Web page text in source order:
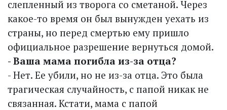
слепленный из творога со сметаной. Через
какое-то время он был вынужден уехать из
страны, но перед смертью ему пришло
официальное разрешение вернуться домой.
- Ваша мама погибла из-за отца?
- Нет. Ее убили, но не из-за отца. Это была
трагическая случайность, с папой никак не
связанная. Кстати, мама с папой